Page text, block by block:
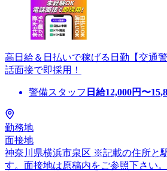
高日給＆日払いで稼げる日勤【交通
話面接で即採用！
警備スタッフ 日給12,000円〜
勤務地
面接地
神奈川県横浜市泉区 ※記載の住所と
す。面接地は原稿内をご参照下さい